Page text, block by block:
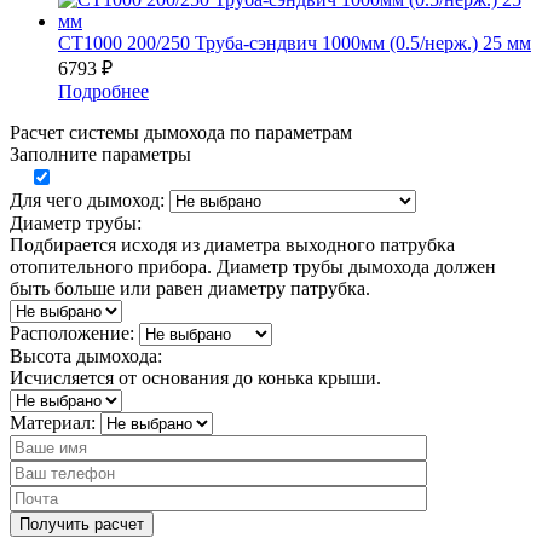
СТ1000 200/250 Труба-сэндвич 1000мм (0.5/нерж.) 25 мм
6793 ₽
Подробнее
Расчет системы дымохода по параметрам
Заполните параметры
Для чего дымоход:
Диаметр трубы:
Подбирается исходя из диаметра выходного патрубка
отопительного прибора. Диаметр трубы дымохода должен
быть больше или равен диаметру патрубка.
Расположение:
Высота дымохода:
Исчисляется от основания до конька крыши.
Материал: